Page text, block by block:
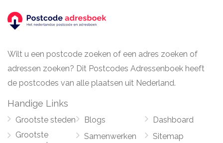
Wilt u een postcode zoeken of een adres zoeken of
adressen zoeken? Dit Postcodes Adressenboek heeft
de postcodes van alle plaatsen uit Nederland.
Handige Links
Grootste steden
Grootste
Blogs
Samenwerken
Dashboard
Sitemap